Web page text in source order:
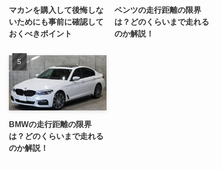
マカンを購入して後悔しな
いためにも事前に確認して
おくべきポイント
ベンツの走行距離の限界
は？どのくらいまで走れる
のか解説！
BMWの走行距離の限界
は？どのくらいまで走れる
のか解説！